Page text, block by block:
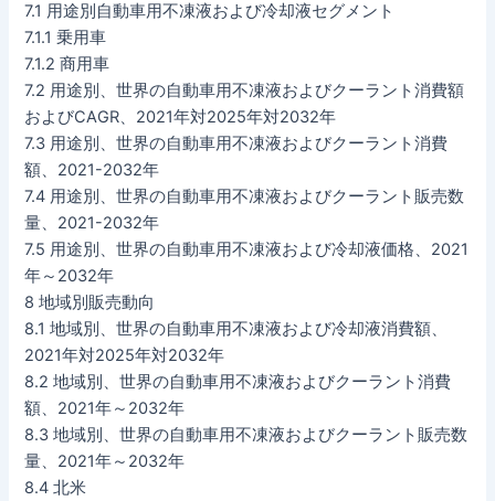
7.1 用途別自動車用不凍液および冷却液セグメント
7.1.1 乗用車
7.1.2 商用車
7.2 用途別、世界の自動車用不凍液およびクーラント消費額
およびCAGR、2021年対2025年対2032年
7.3 用途別、世界の自動車用不凍液およびクーラント消費
額、2021-2032年
7.4 用途別、世界の自動車用不凍液およびクーラント販売数
量、2021-2032年
7.5 用途別、世界の自動車用不凍液および冷却液価格、2021
年～2032年
8 地域別販売動向
8.1 地域別、世界の自動車用不凍液および冷却液消費額、
2021年対2025年対2032年
8.2 地域別、世界の自動車用不凍液およびクーラント消費
額、2021年～2032年
8.3 地域別、世界の自動車用不凍液およびクーラント販売数
量、2021年～2032年
8.4 北米